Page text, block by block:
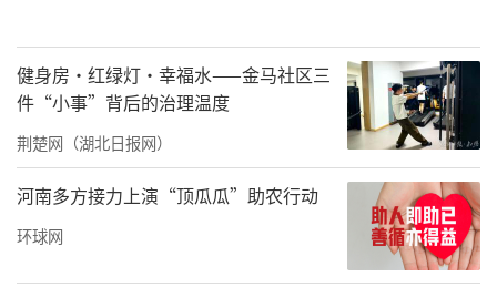
点，考试结束前半小时在考场周边等候，全程
闭环接送，确保考生准时赴考、安全返程。
巡游应急服务：送考车辆贴有专属“爱心送
考”标识，高考期间在各考点周边流动值守，
持有准考证的考生可随时招手免费乘车。
所有送考车辆均提前完成刹车、轮胎、空调等
浸义诊活动
健身房·红绿灯·幸福水——金马社区三
件“小事”背后的治理温度
荆楚网（湖北日报网）
河南多方接力上演“顶瓜瓜”助农行动
环球网